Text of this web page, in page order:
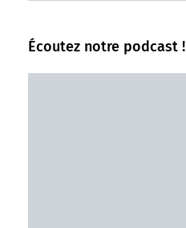
Écoutez notre podcast !